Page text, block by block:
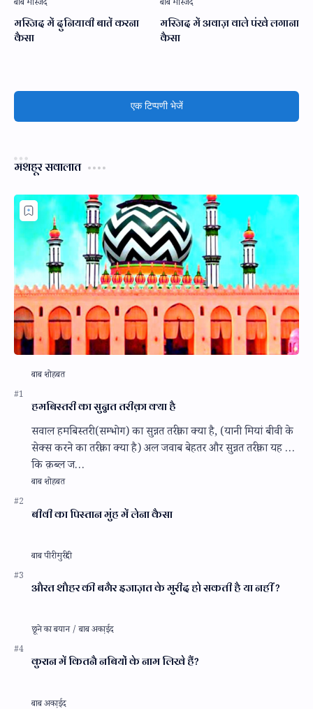
मस्जिद में दुनियावी बातें करना
कैसा
मस्जिद में अवाज़ वाले पंखे लगाना
कैसा
एक टिप्पणी भेजें
मशहूर सवालात
हमबिस्तरी का सुन्नत तरीक़ा क्या है
सवाल हमबिस्तरी (सम्भोग) का सुन्नत तरीक़ा क्या है, (यानी मियां बीवी के
सेक्स करने का तरीक़ा क्या है) अल जवाब बेहतर और सुन्नत तरीक़ा यह है
कि क़ब्ल ज…
बीवी का पिस्तान मुंह में लेना कैसा
औरत शौहर की बगैर इजाज़त के मुरीद हो सकती है या नहीं ?
कुरान में कितनै नबियों के नाम लिखे हैं?